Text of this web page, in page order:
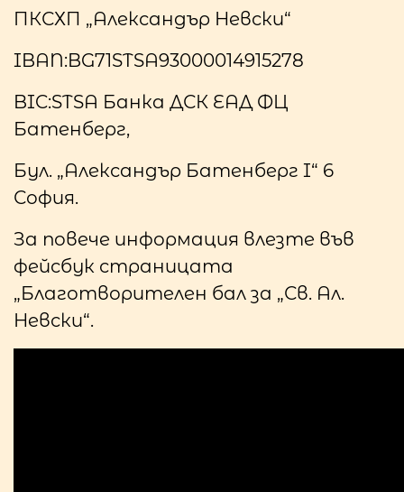
ПКСХП „Александър Невски“
IBAN:BG71STSA93000014915278
BIC:STSA Банка ДСК ЕАД ФЦ
Батенберг,
Бул. „Александър Батенберг I“ 6
София.
За повече информация влезте във
фейсбук страницата
„Благотворителен бал за „Св. Ал.
Невски“.